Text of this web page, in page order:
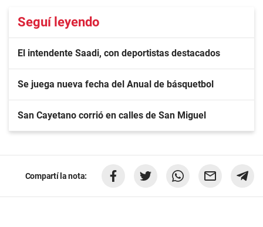
Seguí leyendo
El intendente Saadi, con deportistas destacados
Se juega nueva fecha del Anual de básquetbol
San Cayetano corrió en calles de San Miguel
Compartí la nota: